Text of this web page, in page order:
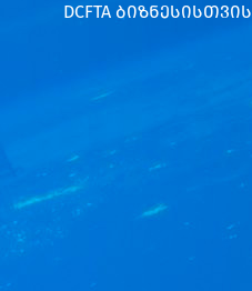
DCFTA ბიზნესისთვის